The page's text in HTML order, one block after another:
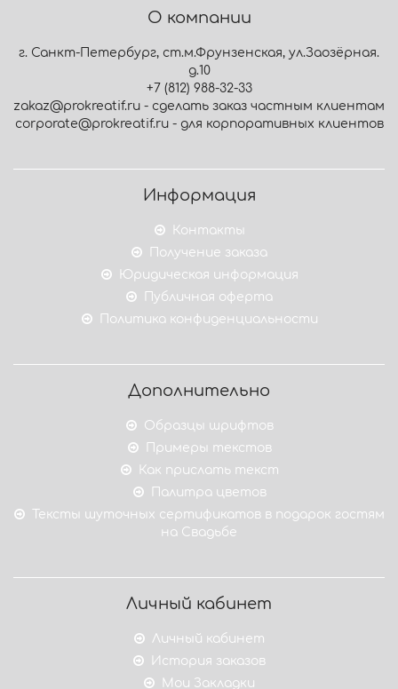
О компании
г. Санкт-Петербург, ст.м.Фрунзенская, ул.Заозёрная.
д.10
+7 (812) 988-32-33
zakaz@prokreatif.ru - сделать заказ частным клиентам
corporate@prokreatif.ru - для корпоративных клиентов
Информация
Контакты
Получение заказа
Юридическая информация
Публичная оферта
Политика конфиденциальности
Дополнительно
Образцы шрифтов
Примеры текстов
Как прислать текст
Палитра цветов
Тексты шуточных сертификатов в подарок гостям
на Свадьбе
Личный кабинет
Личный кабинет
История заказов
Мои Закладки